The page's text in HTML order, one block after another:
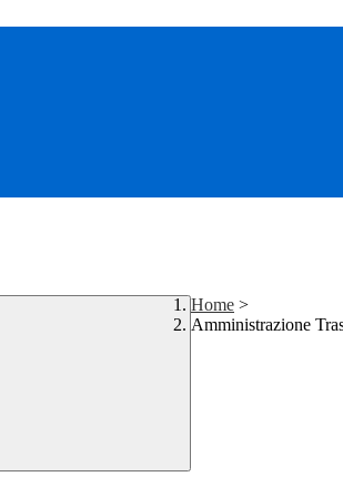
Home >
Amministrazione